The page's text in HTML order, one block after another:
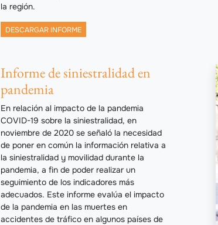
la región.
DESCARGAR INFORME
Informe de siniestralidad en
pandemia
En relación al impacto de la pandemia
COVID-19 sobre la siniestralidad, en
noviembre de 2020 se señaló la necesidad
de poner en común la información relativa a
la siniestralidad y movilidad durante la
pandemia, a fin de poder realizar un
seguimiento de los indicadores más
adecuados. Este informe evalúa el impacto
de la pandemia en las muertes en
accidentes de tráfico en algunos países de